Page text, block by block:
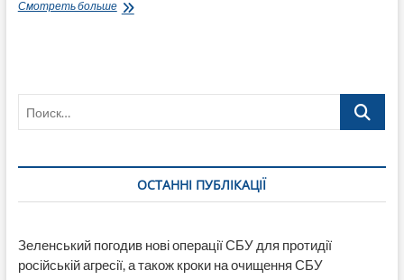
Смотреть большеБелая
Поиск…
ОСТАННІ ПУБЛІКАЦІЇ
Зеленський погодив нові операції СБУ для протидії
російській агресії, а також кроки на очищення СБУ